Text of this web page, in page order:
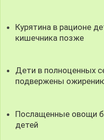
Курятина в рационе
кишечника позже
Дети в полноценных
подвержены
Послащенные овощи
детей